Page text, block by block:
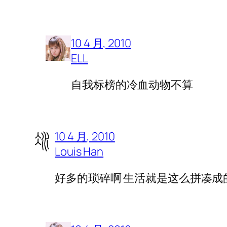
10 4 月, 2010
ELL
自我标榜的冷血动物不算
10 4 月, 2010
Louis Han
好多的琐碎啊 生活就是这么拼凑成